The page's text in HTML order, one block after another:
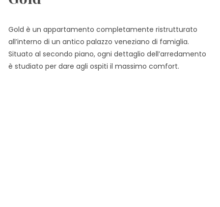
Gold è un appartamento completamente ristrutturato
all’interno di un antico palazzo veneziano di famiglia.
Situato al secondo piano, ogni dettaglio dell’arredamento
è studiato per dare agli ospiti il massimo comfort.